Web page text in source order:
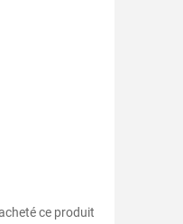
ce produit